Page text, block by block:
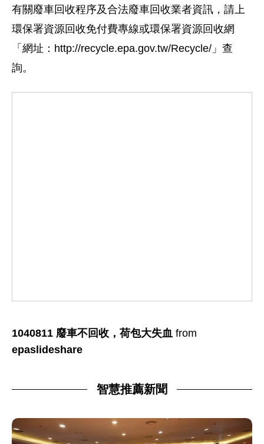
有關廢車回收程序及合法廢車回收業者資訊，請上
環保署資源回收免付費專線或環保署資源回收網
「網址：http://recycle.epa.gov.tw/Recycle/」查
詢。
1040811 廢車不回收，荷包大失血 from
epaslideshare
智慧推薦新聞